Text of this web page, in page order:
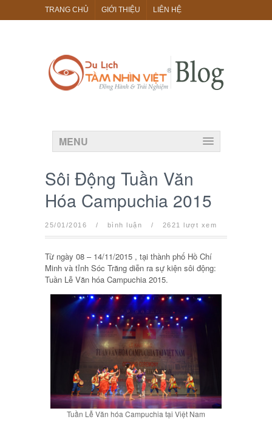
TRANG CHỦ GIỚI THIỆU LIÊN HỆ
MENU
Sôi Động Tuần Văn
Hóa Campuchia 2015
25/01/2016 / bình luận / 2621 lượt xem
Từ ngày 08 – 14/11/2015 , tại thành phố Hồ Chí
Minh và tỉnh Sóc Trăng diễn ra sự kiện sôi động:
Tuần Lễ Văn hóa Campuchia 2015.
Tuần Lễ Văn hóa Campuchia tại Việt Nam